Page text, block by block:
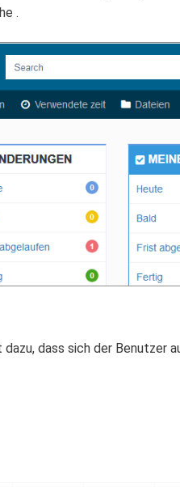
.
dass sich der Benutzer